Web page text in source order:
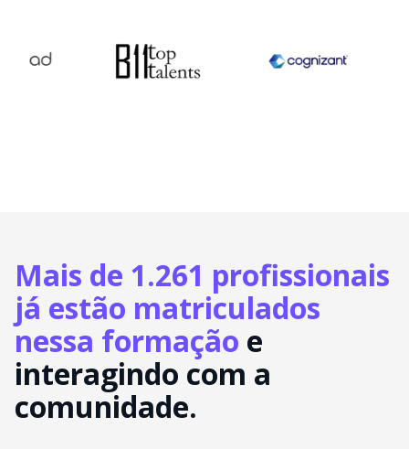
Mais de 1.261 profissionais
já estão matriculados
nessa formação e
interagindo com a
comunidade.